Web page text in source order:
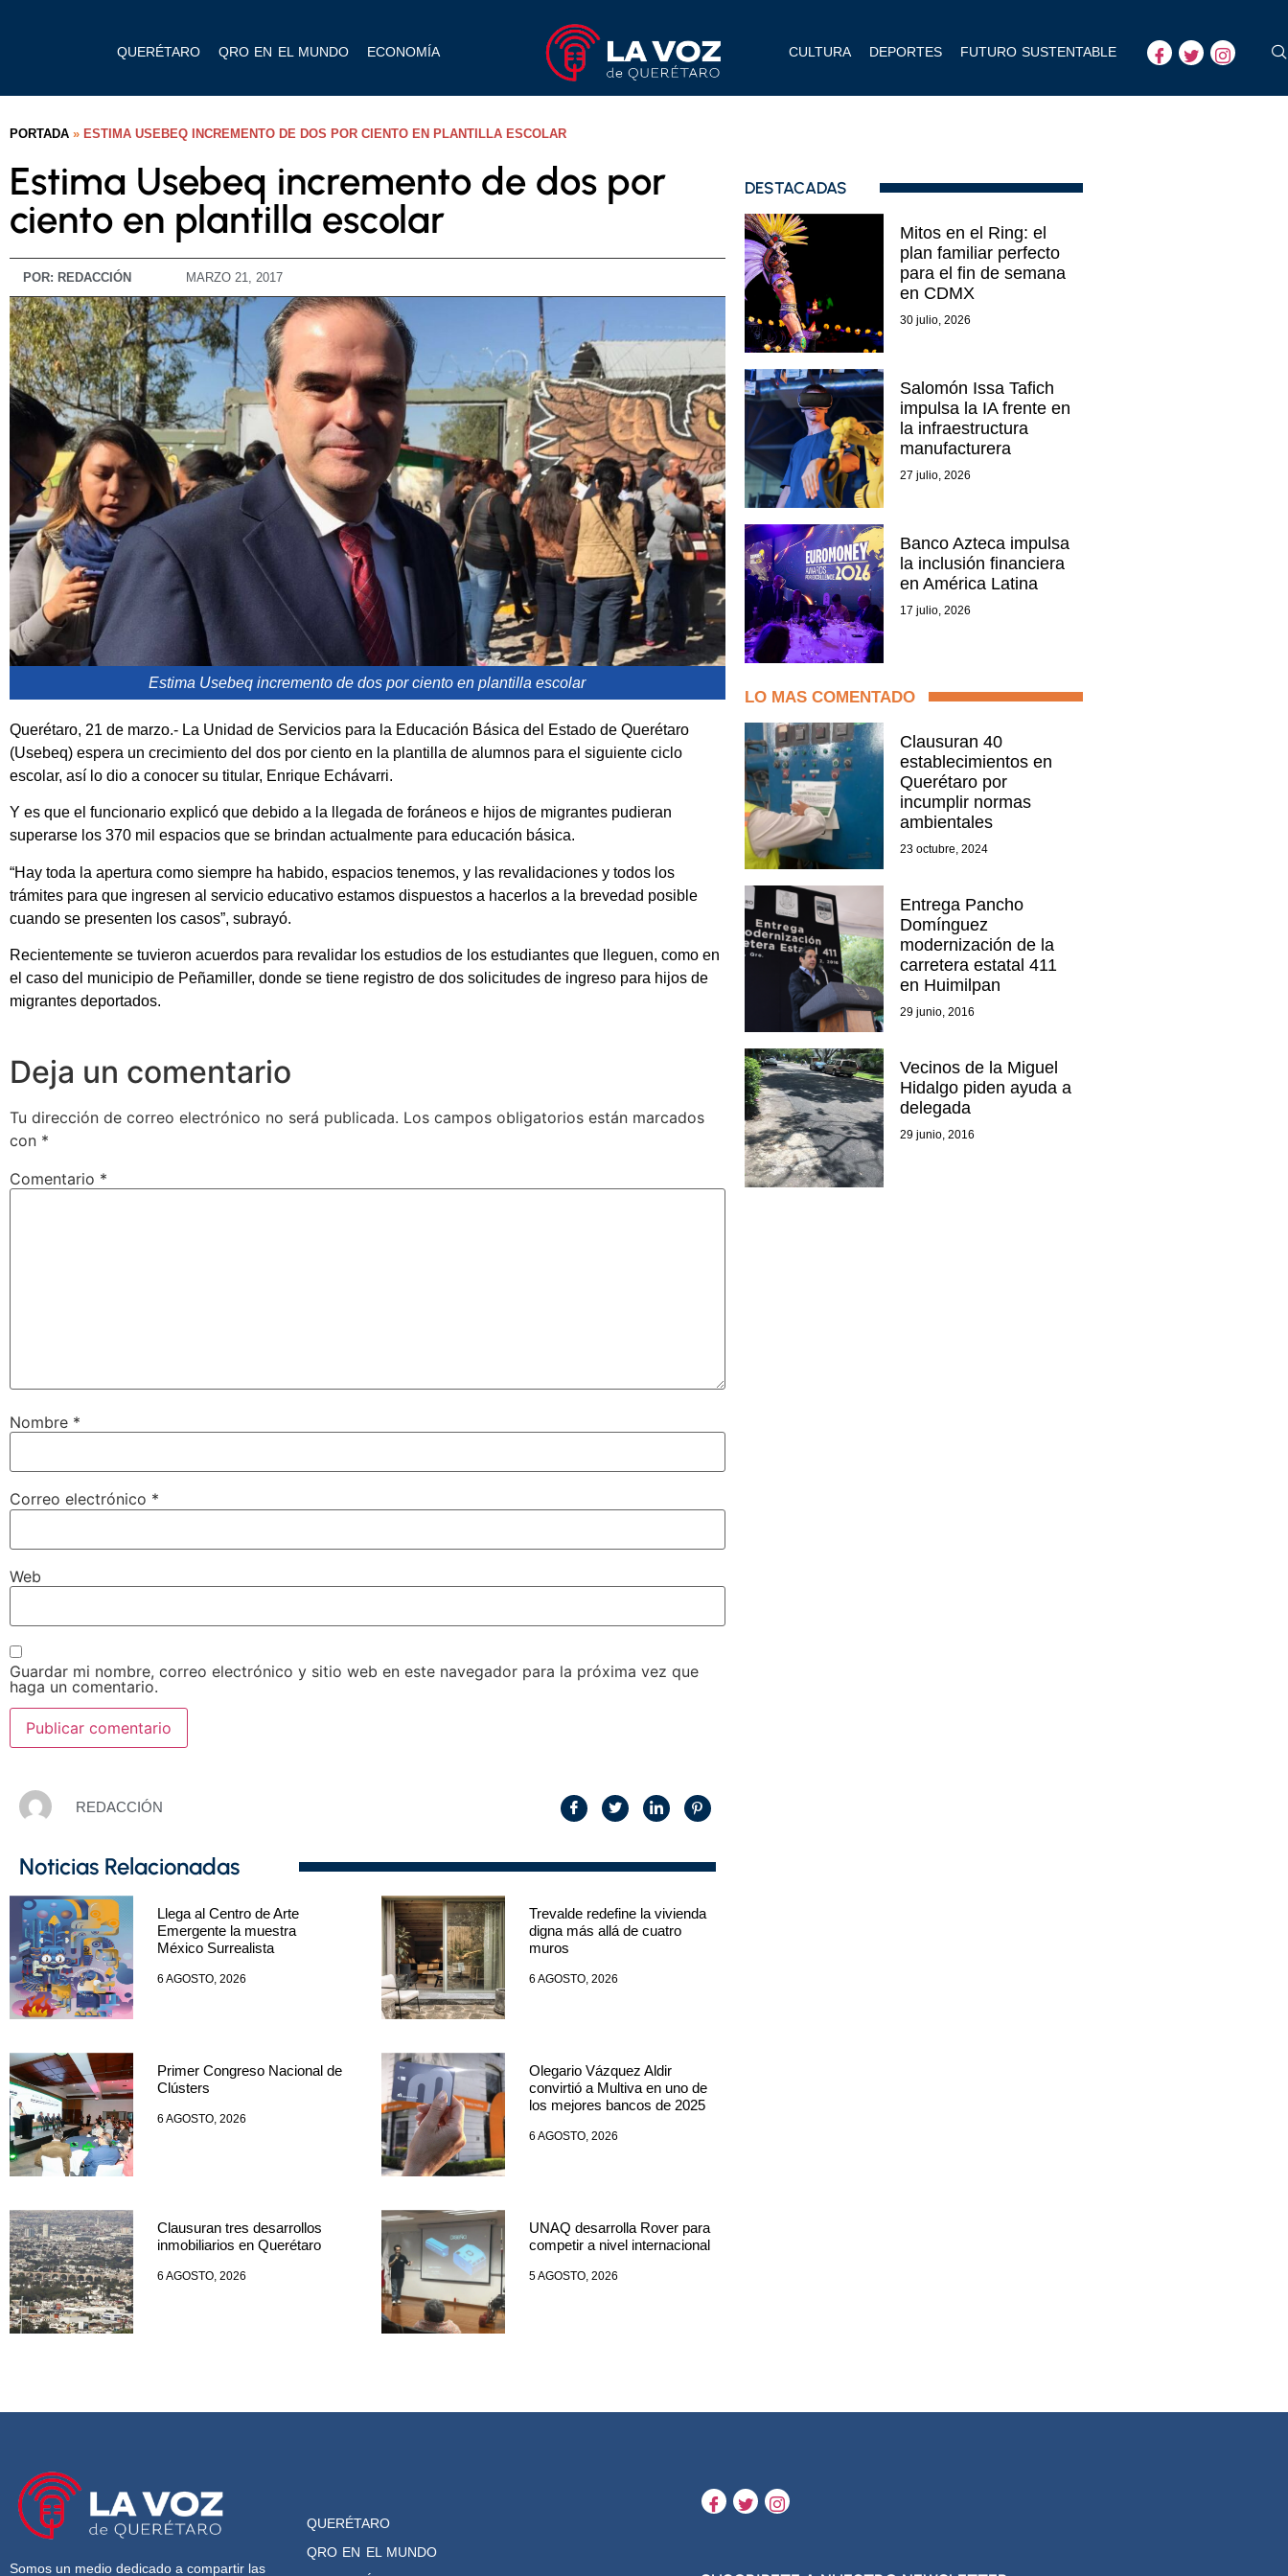
QUERÉTARO QRO EN EL MUNDO ECONOMÍA CULTURA DEPORTES FUTURO SUSTENTABLE
PORTADA » ESTIMA USEBEQ INCREMENTO DE DOS POR CIENTO EN PLANTILLA ESCOLAR
Estima Usebeq incremento de dos por
ciento en plantilla escolar
POR: REDACCIÓN MARZO 21, 2017
Estima Usebeq incremento de dos por ciento en plantilla escolar
Querétaro, 21 de marzo.- La Unidad de Servicios para la Educación Básica del Estado de Querétaro
(Usebeq) espera un crecimiento del dos por ciento en la plantilla de alumnos para el siguiente ciclo
escolar, así lo dio a conocer su titular, Enrique Echávarri.
Y es que el funcionario explicó que debido a la llegada de foráneos e hijos de migrantes pudieran
superarse los 370 mil espacios que se brindan actualmente para educación básica.
“Hay toda la apertura como siempre ha habido, espacios tenemos, y las revalidaciones y todos los
trámites para que ingresen al servicio educativo estamos dispuestos a hacerlos a la brevedad posible
cuando se presenten los casos”, subrayó.
Recientemente se tuvieron acuerdos para revalidar los estudios de los estudiantes que lleguen, como en
el caso del municipio de Peñamiller, donde se tiene registro de dos solicitudes de ingreso para hijos de
migrantes deportados.
Deja un comentario
Tu dirección de correo electrónico no será publicada. Los campos obligatorios están marcados
con *
Comentario *
Nombre *
Correo electrónico *
Web
Guardar mi nombre, correo electrónico y sitio web en este navegador para la próxima vez que
haga un comentario.
REDACCIÓN
Noticias Relacionadas
Llega al Centro de Arte
Emergente la muestra
México Surrealista
6 AGOSTO, 2026
Trevalde redefine la vivienda
digna más allá de cuatro
muros
6 AGOSTO, 2026
Primer Congreso Nacional de
Clústers
6 AGOSTO, 2026
Olegario Vázquez Aldir
convirtió a Multiva en uno de
los mejores bancos de 2025
6 AGOSTO, 2026
Clausuran tres desarrollos
inmobiliarios en Querétaro
6 AGOSTO, 2026
UNAQ desarrolla Rover para
competir a nivel internacional
5 AGOSTO, 2026
DESTACADAS
Mitos en el Ring: el
plan familiar perfecto
para el fin de semana
en CDMX
30 julio, 2026
Salomón Issa Tafich
impulsa la IA frente en
la infraestructura
manufacturera
27 julio, 2026
Banco Azteca impulsa
la inclusión financiera
en América Latina
17 julio, 2026
LO MAS COMENTADO
Clausuran 40
establecimientos en
Querétaro por
incumplir normas
ambientales
23 octubre, 2024
Entrega Pancho
Domínguez
modernización de la
carretera estatal 411
en Huimilpan
29 junio, 2016
Vecinos de la Miguel
Hidalgo piden ayuda a
delegada
29 junio, 2016
Somos un medio dedicado a compartir las
QUERÉTARO
QRO EN EL MUNDO